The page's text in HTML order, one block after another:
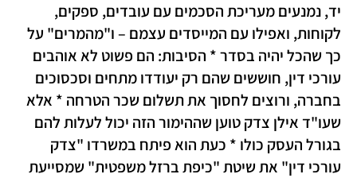
נמנעים מעריכת הסכמים עם עובדים, ספקים,
ואפילו עם המייסדים עצמם – ו"מהמרים" על
שהכל יהיה בסדר * הסיבות: הם פשוט לא אוהבים
דין, חוששים שהם רק יעודדו מתחים וסכסוכים
ורוצים לחסוך את תשלום שכר הטרחה * אלא
אילן צדק טוען שההימור הזה יכול לעלות להם
העסק כולו * כעת הוא פיתח במשרדו "צדק
דין" את שיטת "כיפת ברזל משפטית" שמסייעת